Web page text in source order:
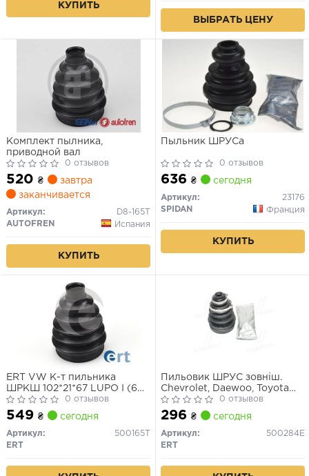
КУПИТЬ
ВЫБРАТЬ ЦЕНУ
Комплект пылника,
приводной вал
0 отзывов
520 ₴
завтра
заканчивается
Артикул:
D8-165T
AUTOFREN
Испания
КУПИТЬ
Пыльник ШРУСа
0 отзывов
636 ₴ сегодня
Артикул:
23176
SPIDAN
Франция
КУПИТЬ
ERT VW К-т пильника
ШРКШ 102*21*67 LUPO I (6X1,
6E1) 1.2 TDI 3L 99-05, AUDI
R8 Spyder 4.2 FSI 10-15, KIA
PICANTO I (SA) 1.1 04-11
0 отзывов
549 ₴ сегодня
Артикул:
500165T
ERT
Пильовик ШРУС зовніш.
Chevrolet, Daewoo, Toyota
D8000E (вир-во ERT)
0 отзывов
296 ₴ сегодня
Артикул:
500284E
ERT